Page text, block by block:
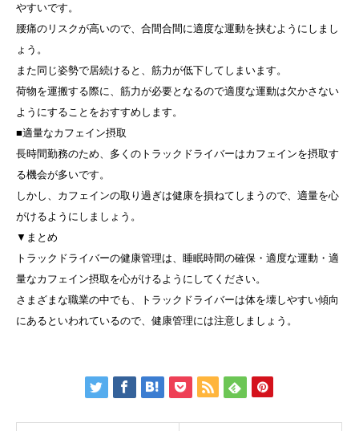
やすいです。
腰痛のリスクが高いので、合間合間に適度な運動を挟むようにしまし
ょう。
また同じ姿勢で居続けると、筋力が低下してしまいます。
荷物を運搬する際に、筋力が必要となるので適度な運動は欠かさない
ようにすることをおすすめします。
■適量なカフェイン摂取
長時間勤務のため、多くのトラックドライバーはカフェインを摂取す
る機会が多いです。
しかし、カフェインの取り過ぎは健康を損ねてしまうので、適量を心
がけるようにしましょう。
▼まとめ
トラックドライバーの健康管理は、睡眠時間の確保・適度な運動・適
量なカフェイン摂取を心がけるようにしてください。
さまざまな職業の中でも、トラックドライバーは体を壊しやすい傾向
にあるといわれているので、健康管理には注意しましょう。